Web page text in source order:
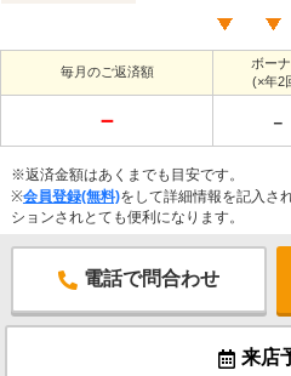
毎月のご返済額
ボー
(×年2
－ －
※返済金額はあくまでも目安です。
※会員登録(無料)をして詳細情報を記入さ
ションされとても便利になります。
電話で問合わせ
来店